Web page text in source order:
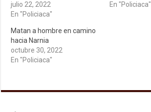
julio 22, 2022
En "Policiaca"
En "Policiaca"
Matan a hombre en camino
hacia Narnia
octubre 30, 2022
En "Policiaca"